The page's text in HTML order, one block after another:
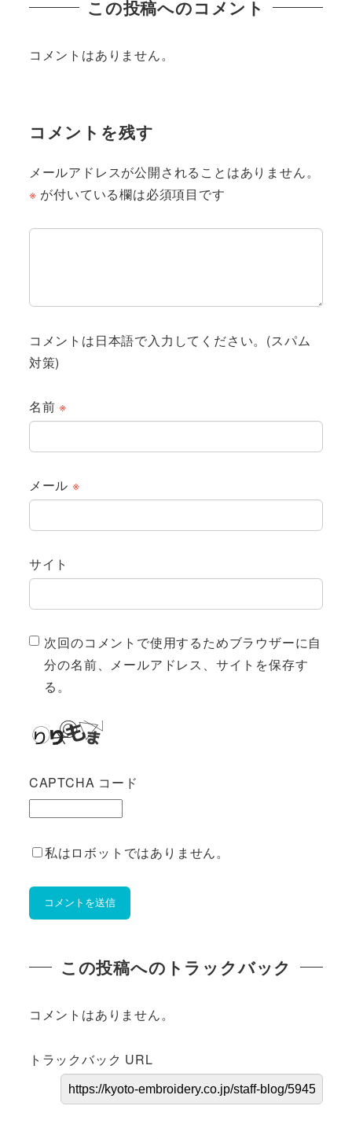
この投稿へのコメント
コメントはありません。
コメントを残す
メールアドレスが公開されることはありません。
※ が付いている欄は必須項目です
コメントは日本語で入力してください。(スパム
対策)
名前※
メール ※
サイト
次回のコメントで使用するためブラウザーに自
分の名前、メールアドレス、サイトを保存す
る。
CAPTCHA コード
私はロボットではありません。
この投稿へのトラックバック
コメントはありません。
トラックバック URL